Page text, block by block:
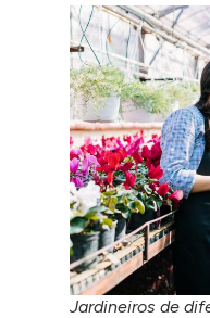
Jardineiros de